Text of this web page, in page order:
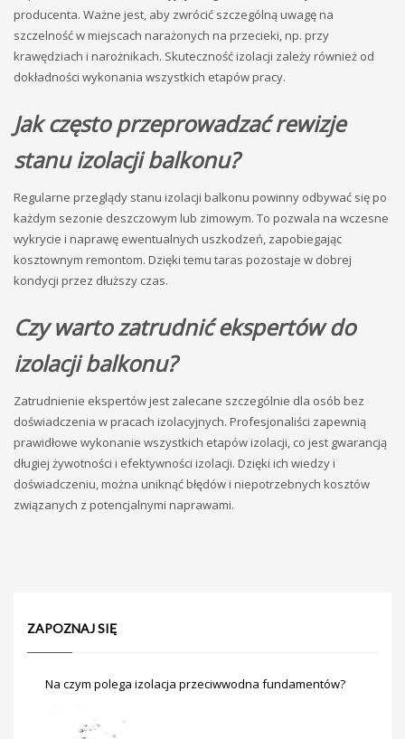
producenta. Ważne jest, aby zwrócić szczególną uwagę na
szczelność w miejscach narażonych na przecieki, np. przy
krawędziach i narożnikach. Skuteczność izolacji zależy również od
dokładności wykonania wszystkich etapów pracy.
Jak często przeprowadzać rewizje
stanu izolacji balkonu?
Regularne przeglądy stanu izolacji balkonu powinny odbywać się po
każdym sezonie deszczowym lub zimowym. To pozwala na wczesne
wykrycie i naprawę ewentualnych uszkodzeń, zapobiegając
kosztownym remontom. Dzięki temu taras pozostaje w dobrej
kondycji przez dłuższy czas.
Czy warto zatrudnić ekspertów do
izolacji balkonu?
Zatrudnienie ekspertów jest zalecane szczególnie dla osób bez
doświadczenia w pracach izolacyjnych. Profesjonaliści zapewnią
prawidłowe wykonanie wszystkich etapów izolacji, co jest gwarancją
długiej żywotności i efektywności izolacji. Dzięki ich wiedzy i
doświadczeniu, można uniknąć błędów i niepotrzebnych kosztów
związanych z potencjalnymi naprawami.
ZAPOZNAJ SIĘ
Na czym polega izolacja przeciwwodna fundamentów?